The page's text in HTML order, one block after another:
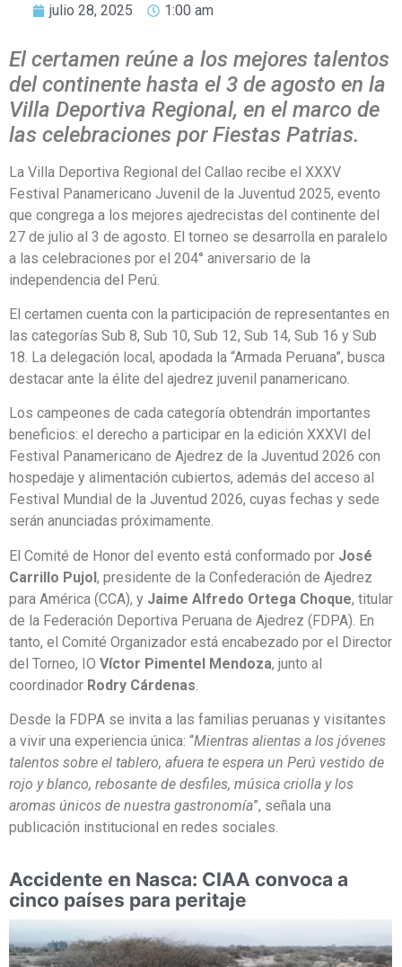
julio 28, 2025 1:00 am
El certamen reúne a los mejores talentos
del continente hasta el 3 de agosto en la
Villa Deportiva Regional, en el marco de
las celebraciones por Fiestas Patrias.
La Villa Deportiva Regional del Callao recibe el XXXV
Festival Panamericano Juvenil de la Juventud 2025, evento
que congrega a los mejores ajedrecistas del continente del
27 de julio al 3 de agosto. El torneo se desarrolla en paralelo
a las celebraciones por el 204° aniversario de la
independencia del Perú.
El certamen cuenta con la participación de representantes en
las categorías Sub 8, Sub 10, Sub 12, Sub 14, Sub 16 y Sub
18. La delegación local, apodada la “Armada Peruana”, busca
destacar ante la élite del ajedrez juvenil panamericano.
Los campeones de cada categoría obtendrán importantes
beneficios: el derecho a participar en la edición XXXVI del
Festival Panamericano de Ajedrez de la Juventud 2026 con
hospedaje y alimentación cubiertos, además del acceso al
Festival Mundial de la Juventud 2026, cuyas fechas y sede
serán anunciadas próximamente.
El Comité de Honor del evento está conformado por José
Carrillo Pujol, presidente de la Confederación de Ajedrez
para América (CCA), y Jaime Alfredo Ortega Choque, titular
de la Federación Deportiva Peruana de Ajedrez (FDPA). En
tanto, el Comité Organizador está encabezado por el Director
del Torneo, IO Víctor Pimentel Mendoza, junto al
coordinador Rodry Cárdenas
Desde la FDPA se invita a las familias peruanas y visitantes
a vivir una experiencia única: “Mientras alientas a los jóvenes
talentos sobre el tablero, afuera te espera un Perú vestido de
rojo y blanco, rebosante de desfiles, música criolla y los
aromas únicos de nuestra gastronomía”, señala una
publicación institucional en redes sociales.
Accidente en Nasca: CIAA convoca a
cinco países para peritaje